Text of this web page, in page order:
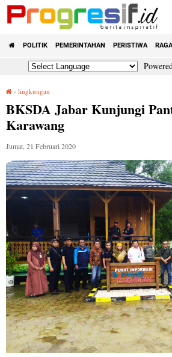
POLITIK PEMERINTAHAN PERISTIWA
› lingkungan
BKSDA Jabar Kunjungi
Karawang
Jumat, 21 Februari 2020